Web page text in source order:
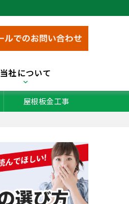
当社について
屋根板金工事